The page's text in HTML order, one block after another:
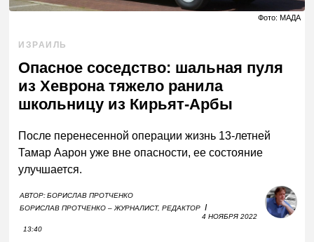
Фото: МАДА
ИЗРАИЛЬ
Опасное соседство: шальная пуля
из Хеврона тяжело ранила
школьницу из Кирьят-Арбы
После перенесенной операции жизнь 13-летней
Тамар Аарон уже вне опасности, ее состояние
улучшается.
АВТОР:БОРИСЛАВ ПРОТЧЕНКО
БОРИСЛАВ ПРОТЧЕНКО – ЖУРНАЛИСТ, РЕДАКТОР I
4 НОЯБРЯ 2022
13:40